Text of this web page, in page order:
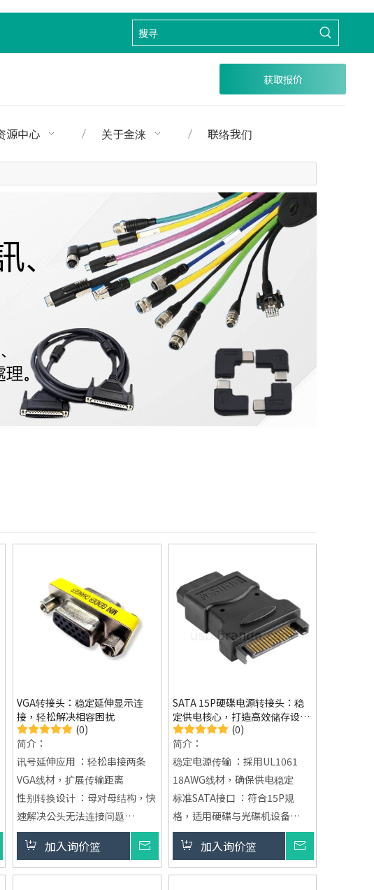
获取报价
源中心 关于金涞 联络我们
VGA转接头：稳定延伸显示连
接，轻松解决相容困扰
(0)
简介：
讯号延伸应用 ：轻松串接两条
VGA线材，扩展传输距离
性别转换设计 ：母对母结构，快
速解决公头无法连接问题
稳定影像传输 ：维持画面清晰与
讯号稳定输出
加入询价篮
SATA 15P硬碟电源转接头：稳
定供电核心，打造高效储存设备
连接体验
(0)
简介：
稳定电源传输 ：採用UL1061
18AWG线材，确保供电稳定
标准SATA接口 ：符合15P规
格，适用硬碟与光碟机设备
灵活安装设计 ：180度接头，适
合狭小空间使用
电源状态显示 ：内建LED指示
加入询价篮